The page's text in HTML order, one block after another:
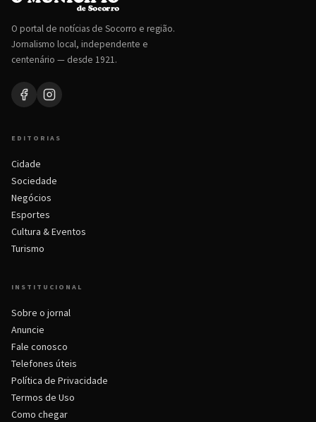
O portal de notícias de Socorro e região.
Jornalismo local, independente e
centenário — desde 1921.
EDITORIAS
Cidade
Sociedade
Negócios
Esportes
Cultura & Eventos
Turismo
INSTITUCIONAL
Sobre o jornal
Anuncie
Fale conosco
Telefones úteis
Política de Privacidade
Termos de Uso
Como chegar